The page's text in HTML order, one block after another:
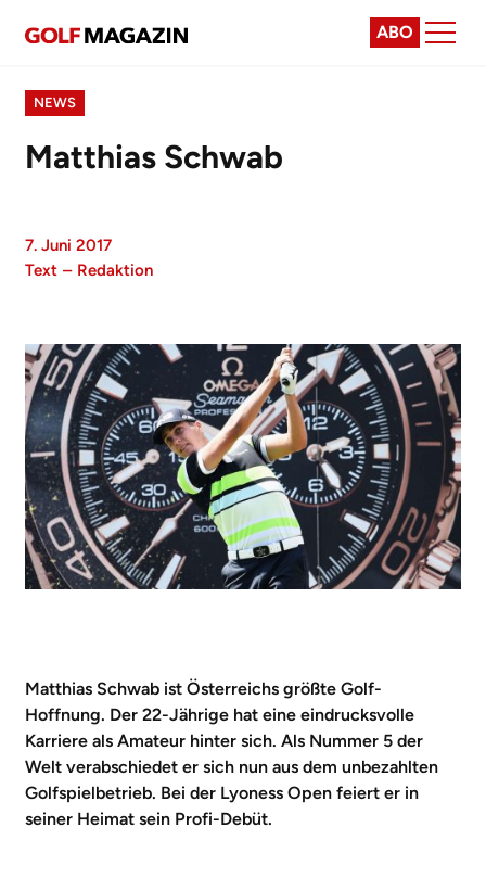
ABO
NEWS
Matthias Schwab
7. Juni 2017
Text – Redaktion
Matthias Schwab ist Österreichs größte Golf-
Hoffnung. Der 22-Jährige hat eine eindrucksvolle
Karriere als Amateur hinter sich. Als Nummer 5 der
Welt verabschiedet er sich nun aus dem unbezahlten
Golfspielbetrieb. Bei der Lyoness Open feiert er in
seiner Heimat sein Profi-Debüt.